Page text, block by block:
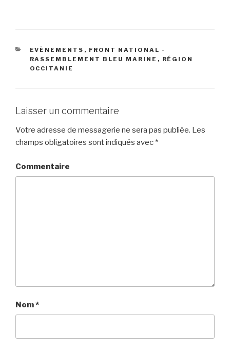
CATÉGORIES
EVÈNEMENTS , FRONT NATIONAL -
RASSEMBLEMENT BLEU MARINE , RÉGION
OCCITANIE
Laisser un commentaire
Votre adresse de messagerie ne sera pas publiée. Les
champs obligatoires sont indiqués avec *
Commentaire
Nom*